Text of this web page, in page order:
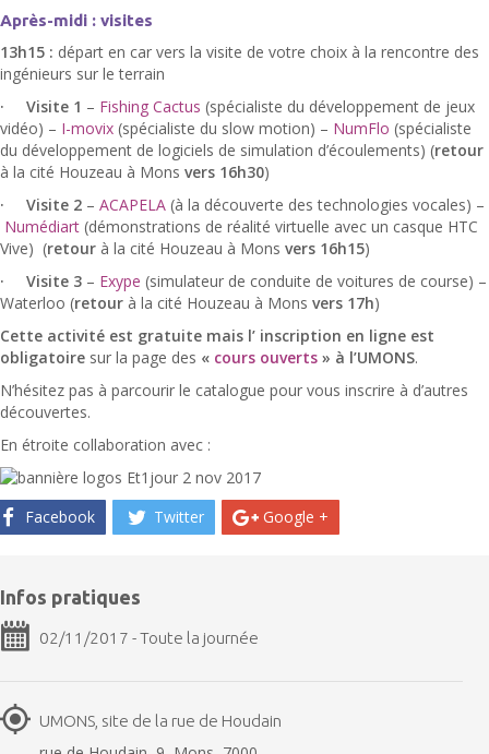
Après-midi : visites
13h15 : départ en car vers la visite de votre choix à la rencontre des
ingénieurs sur le terrain
·
Visite 1 – Fishing Cactus (spécialiste du développement de jeux
vidéo) – I-movix (spécialiste du slow motion) – NumFlo (spécialiste
du développement de logiciels de simulation d’écoulements) (retour
à la cité Houzeau à Mons vers 16h30)
·
Visite 2 – ACAPELA (à la découverte des technologies vocales) –
Numédiart (démonstrations de réalité virtuelle avec un casque HTC
Vive) (retour à la cité Houzeau à Mons vers 16h15)
·
Visite 3 – Exype (simulateur de conduite de voitures de course) –
Waterloo (retour à la cité Houzeau à Mons vers 17h)
Cette activité est gratuite mais l’ inscription en ligne est
obligatoire sur la page des « cours ouverts » à l’UMONS.
N’hésitez pas à parcourir le catalogue pour vous inscrire à d’autres
découvertes.
En étroite collaboration avec :
Facebook Twitter Google +
Infos pratiques
02/11/2017 - Toute la journée
UMONS, site de la rue de Houdain